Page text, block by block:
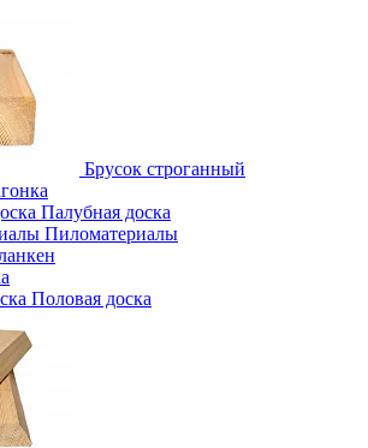
Брусок строганный
Палубная доска
Пиломатериалы
Половая доска